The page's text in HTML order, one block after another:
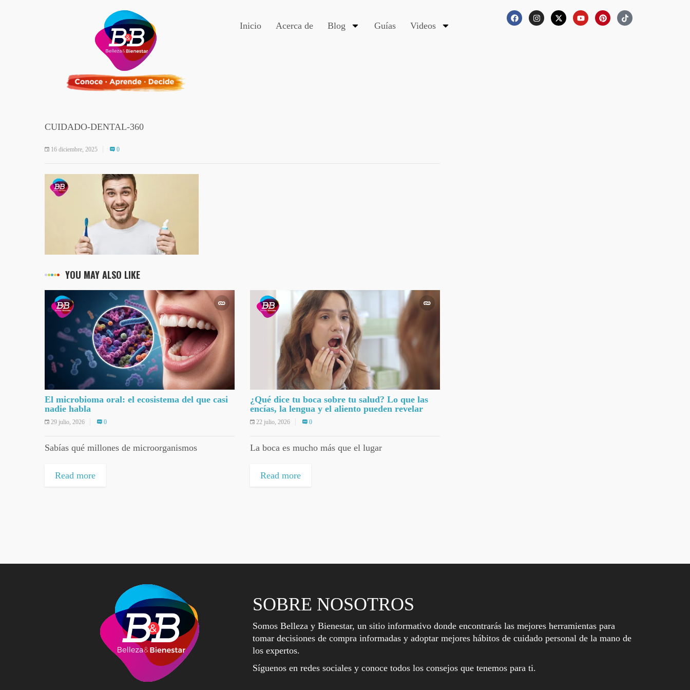
Inicio Acerca de Blog Guías Videos
CUIDADO-DENTAL-360
16 diciembre, 2025 0
YOU MAY ALSO LIKE
El microbioma oral: el ecosistema del que casi
nadie habla
29 julio, 2026 0
Sabías qué millones de microorganismos
Read more
¿Qué dice tu boca sobre tu salud? Lo que las
encías, la lengua y el aliento pueden revelar
22 julio, 2026 0
La boca es mucho más que el lugar
Read more
SOBRE NOSOTROS
Somos Belleza y Bienestar, un sitio informativo donde encontrarás las mejores herramientas para
tomar decisiones de compra informadas y adoptar mejores hábitos de cuidado personal de la mano de
los expertos.
Síguenos en redes sociales y conoce todos los consejos que tenemos para ti.